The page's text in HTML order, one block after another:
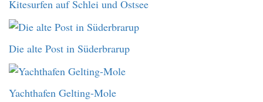
Kitesurfen auf Schlei und Ostsee
Die alte Post in Süderbrarup
Yachthafen Gelting-Mole